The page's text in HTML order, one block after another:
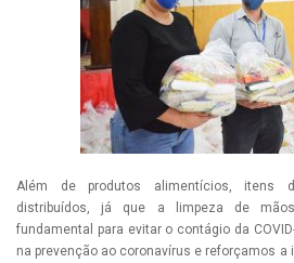
Além de produtos alimentícios, itens
distribuídos, já que a limpeza de
fundamental para evitar o contágio da
na prevenção ao coronavírus e reforçamos